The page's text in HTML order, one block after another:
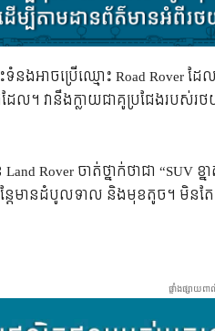
នងអាចប្រើឈ្មោះ Road Rover ដ
ែល។ វានឹងក្លាយជាគូប្រជែងរបស់រថ
Rover ចាត់ថ្នាក់ថាជា “SUV
ន្តែមានដំបូលទាល និងមុខតូច។ មិនត
ផ្ទាំងផ្សាយពា